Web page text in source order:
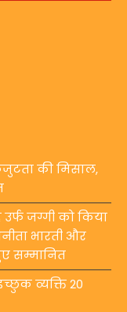
की मिसाल,
जग्गी को किया
भारती और
सम्मानित
व्यक्ति 20